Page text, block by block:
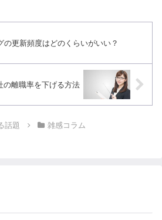
の更新頻度はどのくらいがいい？
の離職率を下げる方法
話題 雑感コラム